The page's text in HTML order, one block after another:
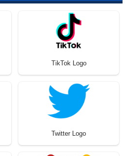
TikTok Logo
Twitter Logo